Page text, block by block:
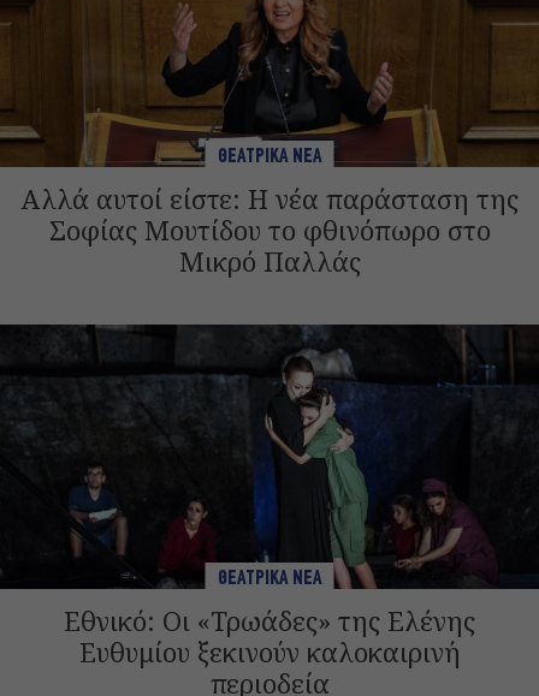
ΘΕΑΤΡΙΚΑ ΝΕΑ
Αλλά αυτοί είστε: Η νέα παράσταση της
Σοφίας Μουτίδου το φθινόπωρο στο
Μικρό Παλλάς
ΘΕΑΤΡΙΚΑ ΝΕΑ
Εθνικό: Οι «Τρωάδες» της Ελένης
Ευθυμίου ξεκινούν καλοκαιρινή
περιοδεία